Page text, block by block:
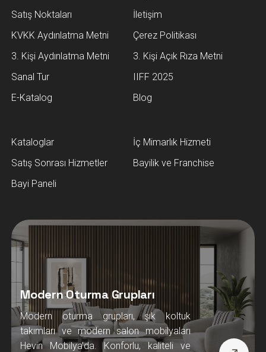
Satış Noktaları
İletişim
KVKK Aydınlatma Metni
Çerez Politikası
3. Kişi Aydınlatma Metni
3. Kişi Açık Rıza Metni
Sanal Tur
IIFF 2025
E-Katalog
Blog
Kataloglar
İç Mimarlık Hizmeti
Satış Sonrası Hizmetler
Bayilik ve Franchise
Bayi Paneli
Modern Oturma Grupları
Modern oturma grupları, şık koltuk
takımları ve modern salon mobilyaları
Hevin Mobilya’da. Konforlu, kaliteli ve